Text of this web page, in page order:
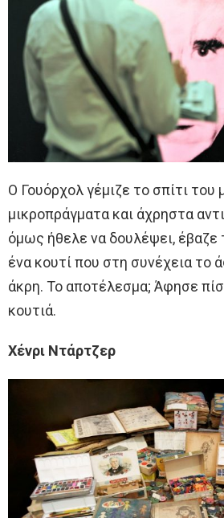
Ο Γουόρχολ γέμιζε το σπίτι του
μικροπράγματα και άχρηστα
όμως ήθελε να δουλέψει, έβαζε
ένα κουτί που στη συνέχεια το
άκρη. Το αποτέλεσμα; Άφησε
κουτιά.
Χένρι Ντάρτζερ